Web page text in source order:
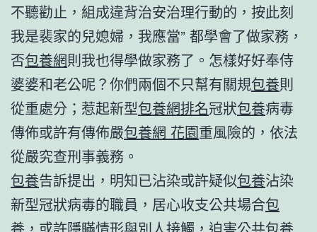
不聽勸止，組成違背治安治理行動的，按此刻
我是裴家的兒媳婦，我應當” 都學會了做家務，
否包養網則我也得學做家務了。怎樣好好奉侍
婆婆和老公呢？你們兩個不只幫有關規包養則
從重處分；惹起新型包養網排名冠狀包養病毒
傳佈或許有傳佈嚴包養網 花園重風險的，依法
從嚴究查刑事義務。
包養告訴提出，明知已沾染或許疑似包養沾染
新型冠狀病毒的職員，居心收支公共場合包
養 ，或許隱瞞情形與別人接觸，迫害公共包養